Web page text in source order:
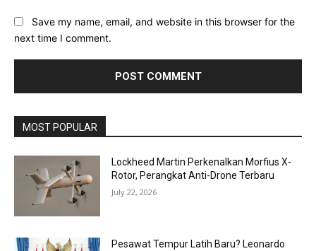
Save my name, email, and website in this browser for the
next time I comment.
MOST POPULAR
Lockheed Martin Perkenalkan Morfius X-
Rotor, Perangkat Anti-Drone Terbaru
July 22, 2026
Pesawat Tempur Latih Baru? Leonardo